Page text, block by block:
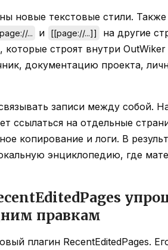
новые текстовые стили. Также
page://... и [[page://...]]
на другие
которые строят внутри
документацию проекта,
записи между собой.
ссылаться на отдельные
копирование и логи. В
энциклопедию, где
правкам
плагин RecentEditedPages.